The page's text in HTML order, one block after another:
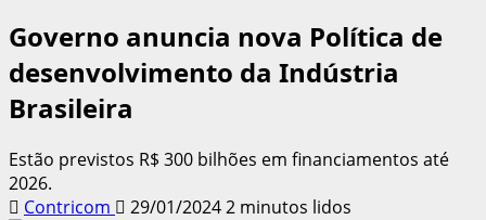
Governo anuncia nova Política de
desenvolvimento da Indústria
Brasileira
Estão previstos R$ 300 bilhões em financiamentos até
2026.
Contricom
29/01/20242 minutos lidos